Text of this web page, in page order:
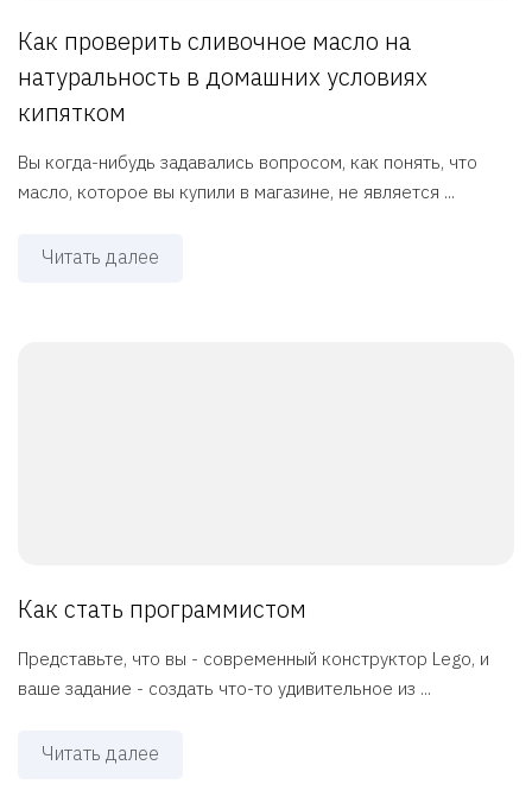
Как проверить сливочное масло на
натуральность в домашних условиях
кипятком
Вы когда-нибудь задавались вопросом, как понять, что
масло, которое вы купили в магазине, не является ...
Читать далее
Как стать программистом
Представьте, что вы - современный конструктор Lego, и
ваше задание - создать что-то удивительное из ...
Читать далее